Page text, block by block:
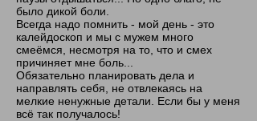
было дикой боли.
Всегда надо помнить - мой день - это
калейдоскоп и мы с мужем много
смеёмся, несмотря на то, что и смех
причиняет мне боль...
Обязательно планировать дела и
направлять себя, не отвлекаясь на
мелкие ненужные детали. Если бы у меня
всё так получалось!